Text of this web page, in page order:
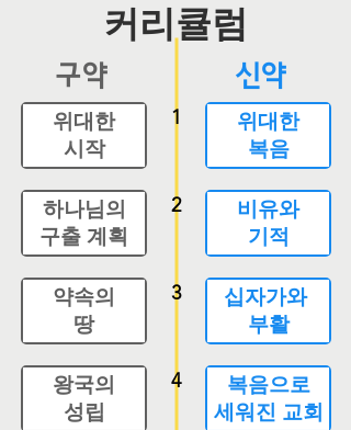
​커리큘럼
구약
위대한
​시작
하나님의
​구출 계획
약속의
땅
왕국의
성립
​신약
위대한
​복음
비유와
​기적
십자가와
​부활
복음으로
​세워진 교회
1
2
3
4